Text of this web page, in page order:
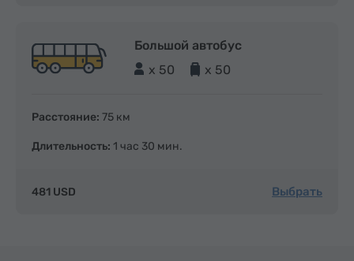
Большой автобус
x 50
x 50
Расстояние: 75 км
Длительность: 1 час 30 мин.
481 USD Выбрать